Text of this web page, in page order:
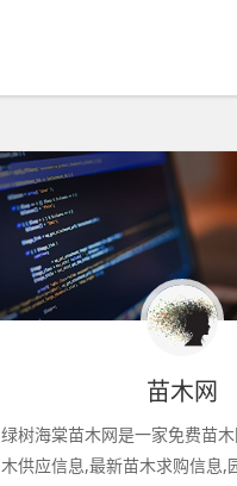
苗木网
绿树海棠苗木网是一家免费苗
木供应信息,最新苗木求购信息,